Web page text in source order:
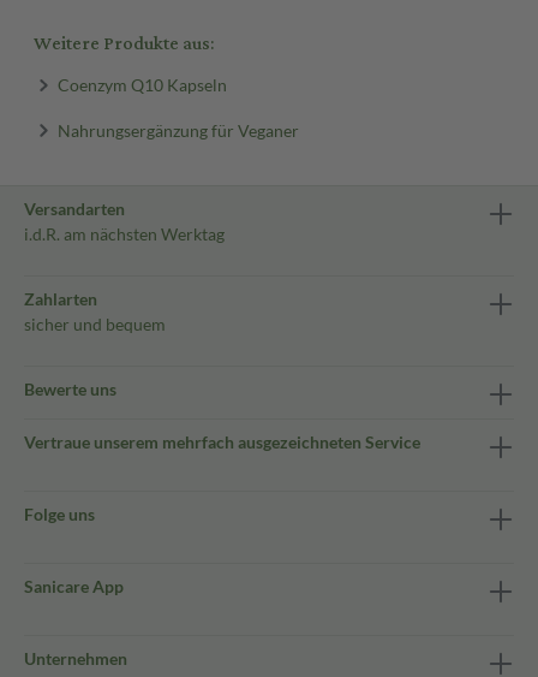
Weitere Produkte aus:
Coenzym Q10 Kapseln
Nahrungsergänzung für Veganer
Versandarten
i.d.R. am nächsten Werktag
Zahlarten
sicher und bequem
Bewerte uns
Vertraue unserem mehrfach ausgezeichneten Service
Folge uns
Sanicare App
Unternehmen